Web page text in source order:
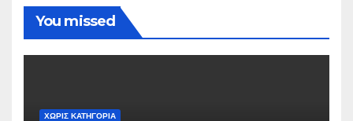
You missed
ΧΩΡΊΣ ΚΑΤΗΓΟΡΊΑ